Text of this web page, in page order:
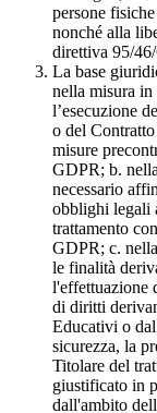
persone
nonché alla
direttiva 95/
La base
nella misura in
l’esecuzione
o del
misure
GDPR; b.
necessario
obblighi legali
trattamento
GDPR; c.
le finalità
l'effettuazione
di diritti
Educativi o
sicurezza, la
Titolare del
giustificato in
dall'ambito